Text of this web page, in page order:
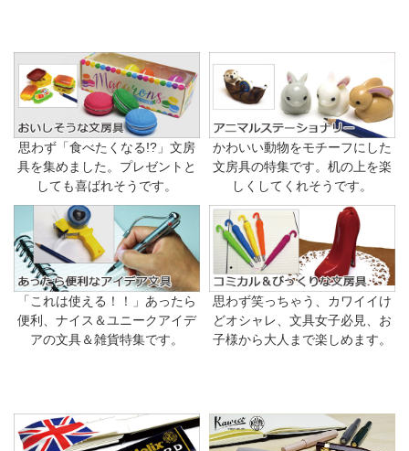
思わず「食べたくなる!?」文房
具を集めました。プレゼントと
しても喜ばれそうです。
かわいい動物をモチーフにした
文房具の特集です。机の上を楽
しくしてくれそうです。
「これは使える！！」あったら
便利、ナイス＆ユニークアイデ
アの文具＆雑貨特集です。
思わず笑っちゃう、カワイイけ
どオシャレ、文具女子必見、お
子様から大人まで楽しめます。